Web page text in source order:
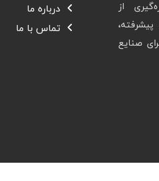
از
صنایع
درباره ما
تماس با ما